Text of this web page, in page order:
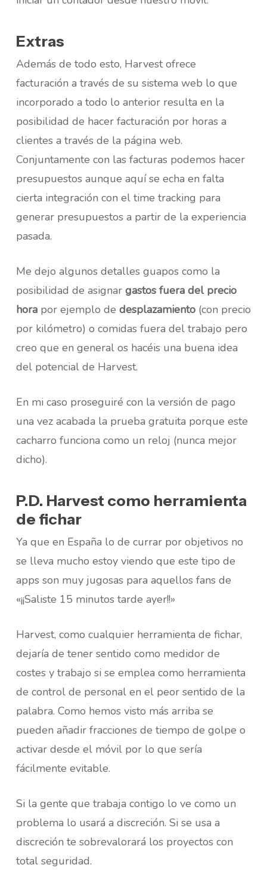
Extras
Además de todo esto, Harvest ofrece
facturación a través de su sistema web lo que
incorporado a todo lo anterior resulta en la
posibilidad de hacer facturación por horas a
clientes a través de la página web.
Conjuntamente con las facturas podemos hacer
presupuestos aunque aquí se echa en falta
cierta integración con el time tracking para
generar presupuestos a partir de la experiencia
pasada.
Me dejo algunos detalles guapos como la
posibilidad de asignar gastos fuera del precio
horapor ejemplo de desplazamiento (con precio
por kilómetro) o comidas fuera del trabajo pero
creo que en general os hacéis una buena idea
del potencial de Harvest.
En mi caso proseguiré con la versión de pago
una vez acabada la prueba gratuita porque este
cacharro funciona como un reloj (nunca mejor
dicho).
P.D. Harvest como herramienta
de fichar
Ya que en España lo de currar por objetivos no
se lleva mucho estoy viendo que este tipo de
apps son muy jugosas para aquellos fans de
«¡¡Saliste 15 minutos tarde ayer!!»
Harvest, como cualquier herramienta de fichar,
dejaría de tener sentido como medidor de
costes y trabajo si se emplea como herramienta
de control de personal en el peor sentido de la
palabra. Como hemos visto más arriba se
pueden añadir fracciones de tiempo de golpe o
activar desde el móvil por lo que sería
fácilmente evitable.
Si la gente que trabaja contigo lo ve como un
problema lo usará a discreción. Si se usa a
discreción te sobrevalorará los proyectos con
total seguridad.